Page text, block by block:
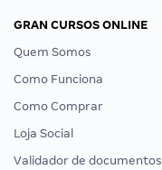
GRAN CURSOS ONLINE
Quem Somos
Como Funciona
Como Comprar
Loja Social
Validador de documentos